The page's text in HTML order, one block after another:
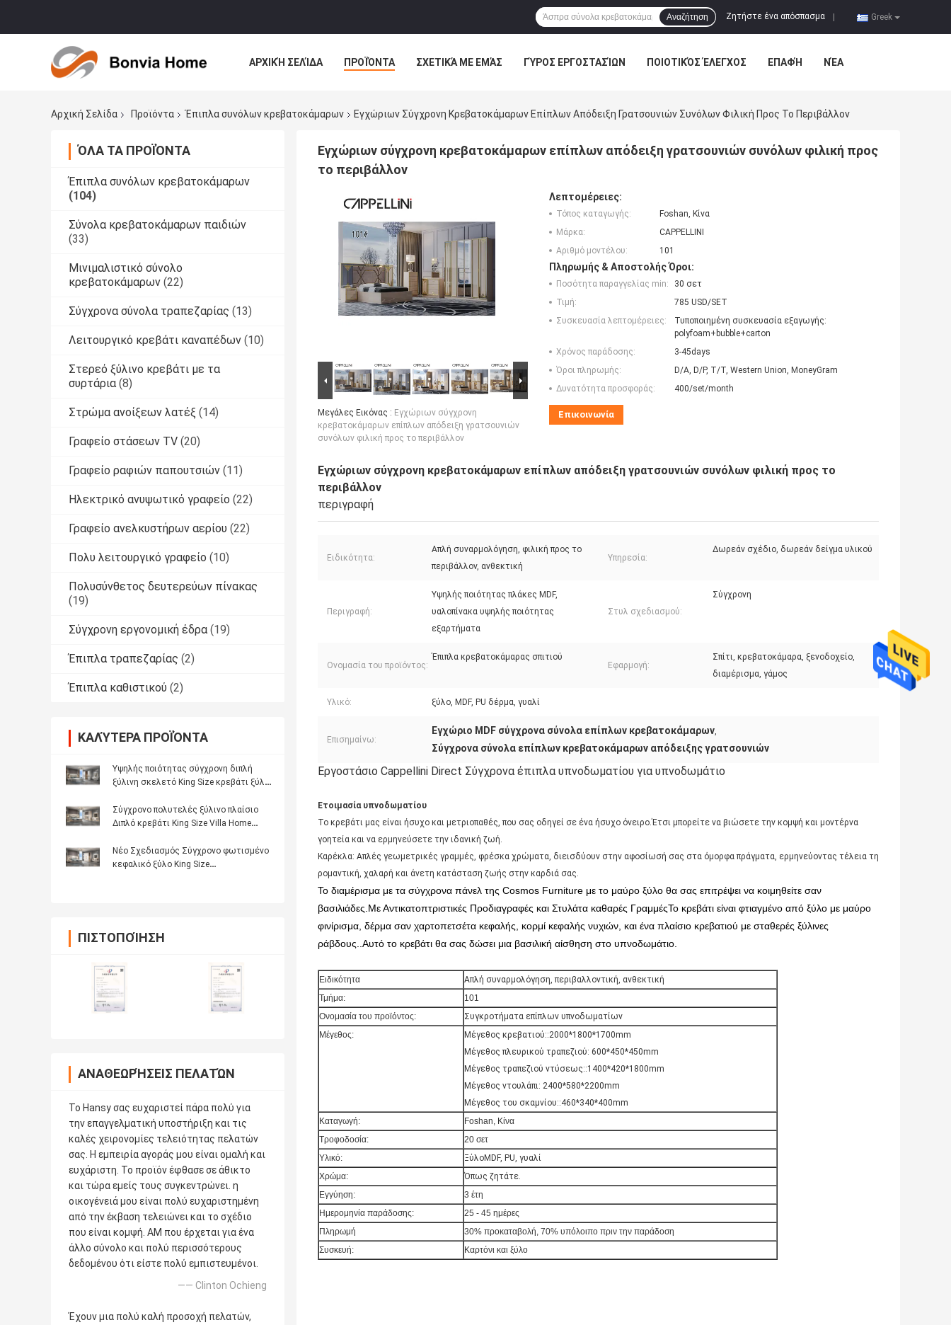
Greek
Ζητήστε ένα απόσπασμα
Αναζήτηση
ΑΡΧΙΚΉ ΣΕΛΊΔΑ ΠΡΟΪΌΝΤΑ ΣΧΕΤΙΚΆ ΜΕ ΕΜΆΣ ΓΎΡΟΣ ΕΡΓΟΣΤΑΣΊΩΝ ΠΟΙΟΤΙΚΌΣ ΈΛΕΓΧΟΣ ΕΠΑΦΉ ΝΈΑ
Αρχική Σελίδα
Προϊόντα Έπιπλα συνόλων κρεβατοκάμαρων Εγχώριων Σύγχρονη Κρεβατοκάμαρων Επίπλων Απόδειξη Γρατσουνιών Συνόλων Φιλική Προς Το Περιβάλλον
ΌΛΑ ΤΑ ΠΡΟΪΌΝΤΑ
Έπιπλα συνόλων κρεβατοκάμαρων
(104)
Σύνολα κρεβατοκάμαρων παιδιών
(33)
Μινιμαλιστικό σύνολο
κρεβατοκάμαρων (22)
Σύγχρονα σύνολα τραπεζαρίας (13)
Λειτουργικό κρεβάτι καναπέδων (10)
Στερεό ξύλινο κρεβάτι με τα
συρτάρια (8)
Στρώμα ανοίξεων λατέξ (14)
Γραφείο στάσεων TV (20)
Γραφείο ραφιών παπουτσιών (11)
Ηλεκτρικό ανυψωτικό γραφείο (22)
Γραφείο ανελκυστήρων αερίου (22)
Πολυ λειτουργικό γραφείο (10)
Πολυσύνθετος δευτερεύων πίνακας
(19)
Σύγχρονη εργονομική έδρα (19)
Έπιπλα τραπεζαρίας (2)
Έπιπλα καθιστικού (2)
ΚΑΛΎΤΕΡΑ ΠΡΟΪΌΝΤΑ
Υψηλής ποιότητας σύγχρονη διπλή
ξύλινη σκελετό King Size κρεβάτι ξύλο
πολυτελή πλήρες σύνολο επίπλων
κρεβατοκάμαρας
Σύγχρονο πολυτελές ξύλινο πλαίσιο
Διπλό κρεβάτι King Size Villa Home
Mdf
Νέο Σχεδιασμός Σύγχρονο φωτισμένο
κεφαλικό ξύλο King Size
ΠΙΣΤΟΠΟΊΗΣΗ
ΑΝΑΘΕΩΡΉΣΕΙΣ ΠΕΛΑΤΏΝ
Το Hansy σας ευχαριστεί πάρα πολύ για
την επαγγελματική υποστήριξη και τις
καλές χειρονομίες τελειότητας πελατών
σας. Η εμπειρία αγοράς μου είναι ομαλή και
ευχάριστη. Το προϊόν έφθασε σε άθικτο
και τώρα εμείς τους συγκεντρώνει. η
οικογένειά μου είναι πολύ ευχαριστημένη
από την έκβαση τελειώνει και το σχέδιο
που είναι κομψή. AM που έρχεται για ένα
άλλο σύνολο και πολύ περισσότερους
δεδομένου ότι είστε πολύ εμπιστευμένοι.
—— Clinton Ochieng
Έχουν μια πολύ καλή προσοχή πελατών,
Εγχώριων σύγχρονη κρεβατοκάμαρων επίπλων απόδειξη γρατσουνιών συνόλων φιλική προς
το περιβάλλον
Μεγάλες Εικόνας : Εγχώριων σύγχρονη
κρεβατοκάμαρων επίπλων απόδειξη γρατσουνιών
συνόλων φιλική προς το περιβάλλον
Λεπτομέρειες:
Τόπος καταγωγής:
Foshan, Κίνα
Μάρκα:
CAPPELLINI
Αριθμό μοντέλου:
101
Πληρωμής & Αποστολής Όροι:
Ποσότητα παραγγελίας min:
30 σετ
Τιμή:
785 USD/SET
Συσκευασία λεπτομέρειες:
Τυποποιημένη συσκευασία εξαγωγής:
polyfoam+bubble+carton
Χρόνος παράδοσης:
3-45days
Όροι πληρωμής:
D/A, D/P, T/T, Western Union, MoneyGram
Δυνατότητα προσφοράς:
400/set/month
Επικοινωνία
Εγχώριων σύγχρονη κρεβατοκάμαρων επίπλων απόδειξη γρατσουνιών συνόλων φιλική προς το
περιβάλλον
περιγραφή
Ειδικότητα:
Απλή συναρμολόγηση, φιλική προς το
περιβάλλον, ανθεκτική
Υπηρεσία:
Δωρεάν σχέδιο, δωρεάν δείγμα υλικού
Περιγραφή:
Υψηλής ποιότητας πλάκες MDF,
υαλοπίνακα υψηλής ποιότητας
εξαρτήματα
Στυλ σχεδιασμού:
Σύγχρονη
Ονομασία του προϊόντος:
Έπιπλα κρεβατοκάμαρας σπιτιού
Εφαρμογή:
Σπίτι, κρεβατοκάμαρα, ξενοδοχείο,
διαμέρισμα, γάμος
Υλικό: ξύλο, MDF, PU δέρμα, γυαλί
Επισημαίνω:
Εγχώριο MDF σύγχρονα σύνολα επίπλων κρεβατοκάμαρων,
Σύγχρονα σύνολα επίπλων κρεβατοκάμαρων απόδειξης γρατσουνιών
Εργοστάσιο Cappellini Direct Σύγχρονα έπιπλα υπνοδωματίου για υπνοδωμάτιο
Ετοιμασία υπνοδωματίου
Το κρεβάτι μας είναι ήσυχο και μετριοπαθές, που σας οδηγεί σε ένα ήσυχο όνειρο.Έτσι μπορείτε να βιώσετε την κομψή και μοντέρνα
γοητεία και να ερμηνεύσετε την ιδανική ζωή.
Καρέκλα: Απλές γεωμετρικές γραμμές, φρέσκα χρώματα, διεισδύουν στην αφοσίωσή σας στα όμορφα πράγματα, ερμηνεύοντας τέλεια τη
ρομαντική, χαλαρή και άνετη κατάσταση ζωής στην καρδιά σας.
Το διαμέρισμα με τα σύγχρονα πάνελ της Cosmos Furniture με το μαύρο ξύλο θα σας επιτρέψει να κοιμηθείτε σαν
βασιλιάδες.Με Αντικατοπτριστικές Προδιαγραφές και Στυλάτα καθαρές ΓραμμέςΤο κρεβάτι είναι φτιαγμένο από ξύλο με μαύρο
φινίρισμα, δέρμα σαν χαρτοπετσέτα κεφαλής, κορμί κεφαλής νυχιών, και ένα πλαίσιο κρεβατιού με σταθερές ξύλινες
ράβδους..Αυτό το κρεβάτι θα σας δώσει μια βασιλική αίσθηση στο υπνοδωμάτιο.
Ειδικότητα
Απλή συναρμολόγηση, περιβαλλοντική, ανθεκτική
Τμήμα:
101
Ονομασία του προϊόντος:
Συγκροτήματα επίπλων υπνοδωματίων
Μέγεθος:
Μέγεθος κρεβατιού::2000*1800*1700mm
Μέγεθος πλευρικού τραπεζιού: 600*450*450mm
Μέγεθος τραπεζιού ντύσεως::1400*420*1800mm
Μέγεθος ντουλάπι: 2400*580*2200mm
Μέγεθος του σκαμνίου::460*340*400mm
Καταγωγή:
Foshan, Κίνα
Τροφοδοσία:
20 σετ
Υλικό:
ΞύλοMDF, PU, γυαλί
Χρώμα:
Όπως ζητάτε.
Εγγύηση:
3 έτη
Ημερομηνία παράδοσης:
25 - 45 ημέρες
Πληρωμή
30% προκαταβολή, 70% υπόλοιπο πριν την παράδοση
Συσκευή:
Καρτόνι και ξύλο